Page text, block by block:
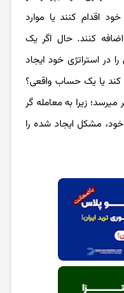
اقدام کنند یا موارد
کنند. حال اگر یک
در استراتژی خود ایجاد
یا یک حساب واقعی؟
زیرا به معامله گر
مشکل ایجاد شده را